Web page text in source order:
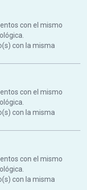
con el mismo
con la misma
con el mismo
con la misma
con el mismo
con la misma